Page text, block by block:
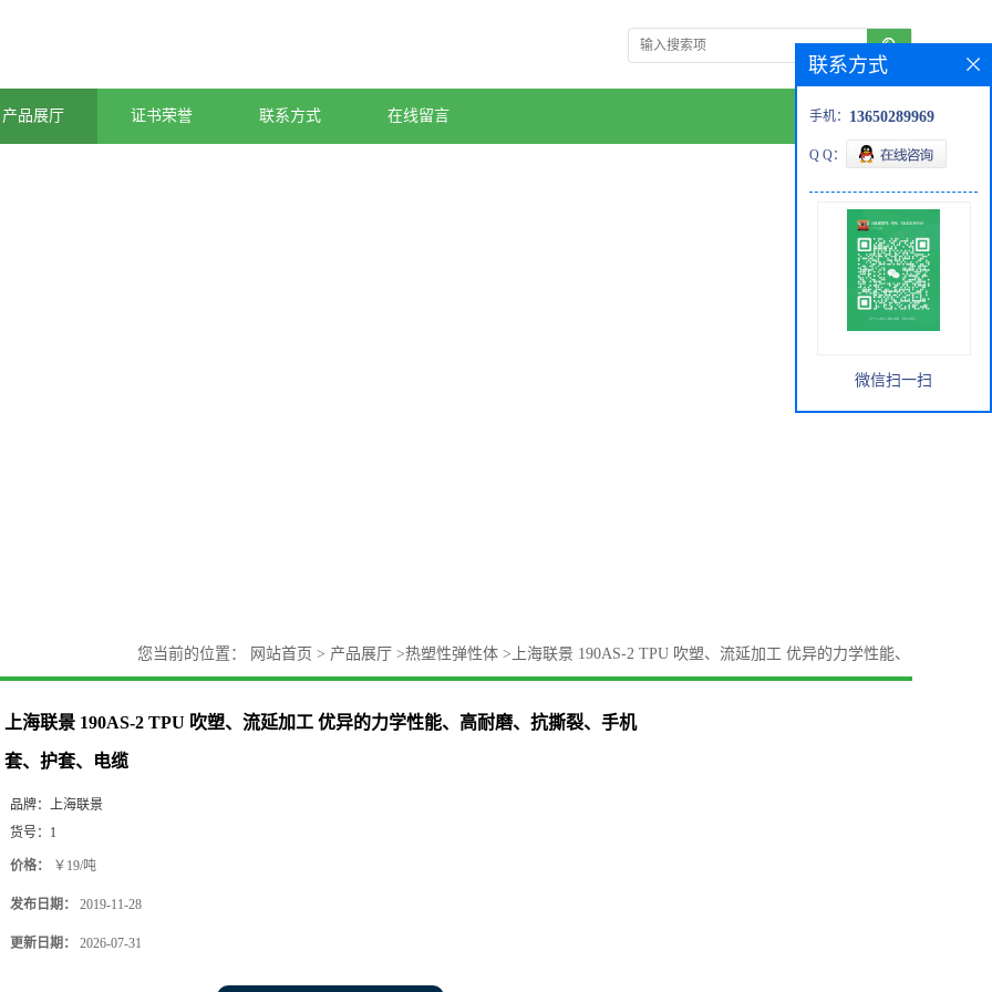
产品展厅 证书荣誉 联系方式 在线留言
您当前的位置： 网站首页 > 产品展厅 >热塑性弹性体 > 上海联景 190AS-2 TPU 吹塑、流延加工 优异的力学性能、
上海联景 190AS-2 TPU 吹塑、流延加工 优异的力学性能、高耐磨、抗撕裂、手机
套、护套、电缆
品牌： 上海联景
货号： 1
价格： ￥19/吨
发布日期： 2019-11-28
更新日期： 2026-07-31
联系方式
手机： 13650289969
Q Q：
微信扫一扫